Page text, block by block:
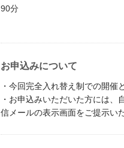
90分
お申込みについて
・今回完全入れ替え制での開催
・お申込みいただいた方には
信メールの表示画面をご提示い